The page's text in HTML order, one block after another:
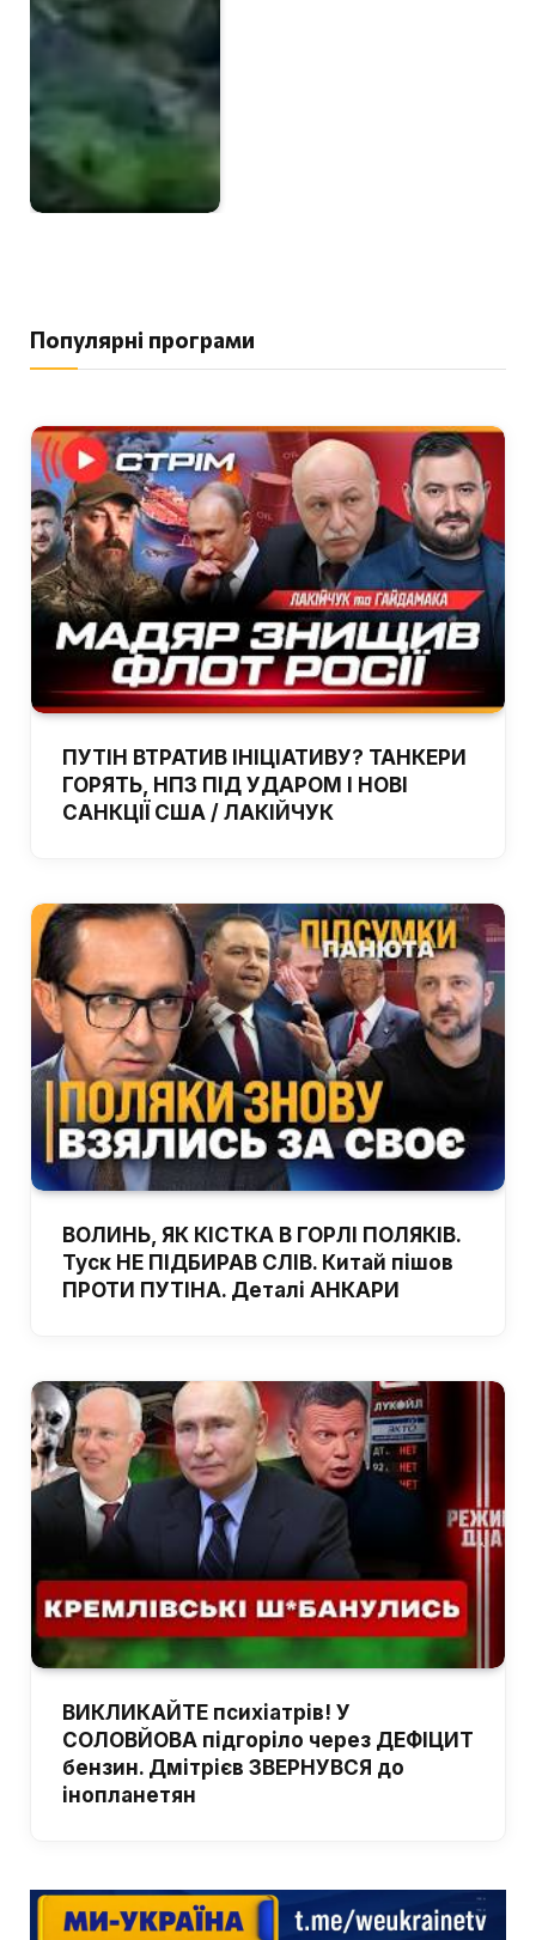
Популярні програми
ПУТІН ВТРАТИВ ІНІЦІАТИВУ? ТАНКЕРИ
ГОРЯТЬ, НПЗ ПІД УДАРОМ І НОВІ
САНКЦІЇ США / ЛАКІЙЧУК
ВОЛИНЬ, ЯК КІСТКА В ГОРЛІ ПОЛЯКІВ.
Туск НЕ ПІДБИРАВ СЛІВ. Китай пішов
ПРОТИ ПУТІНА. Деталі АНКАРИ
ВИКЛИКАЙТЕ психіатрів! У
СОЛОВЙОВА підгоріло через ДЕФІЦИТ
бензин. Дмітрієв ЗВЕРНУВСЯ до
інопланетян